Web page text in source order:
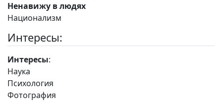
Ненавижу в людях
Национализм
Интересы:
Интересы:
Наука
Психология
Фотография